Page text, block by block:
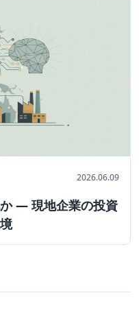
2026.06.09
― 現地企業の投資